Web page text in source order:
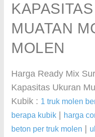
MUATAN
MOLEN
Harga Ready Mix
Kapasitas Ukuran
Kubik : 1 truk molen
berapa kubik
harga
beton per truk molen